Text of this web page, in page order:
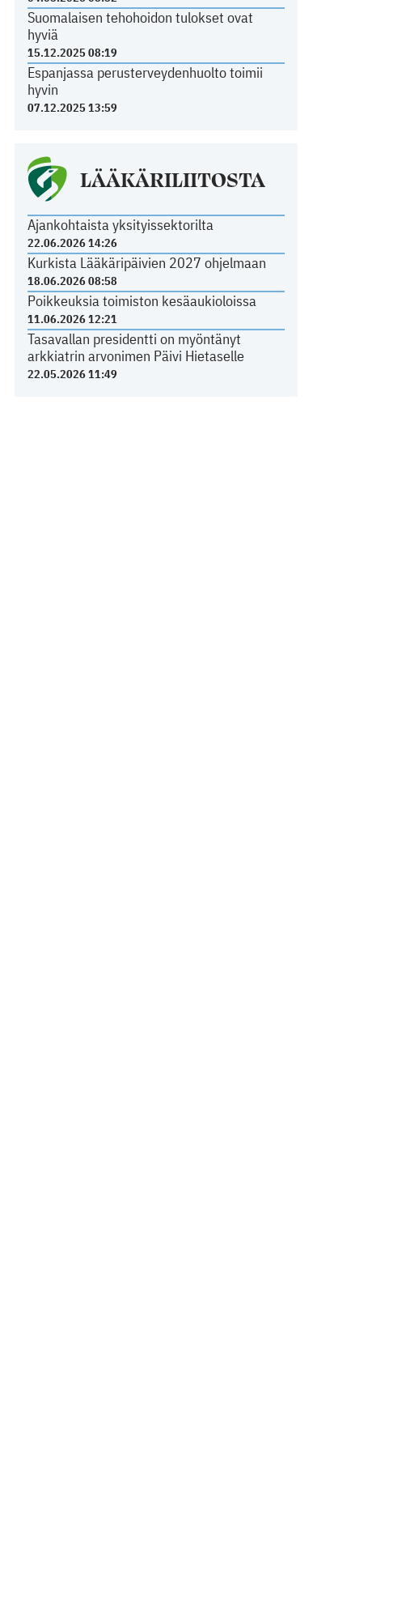
Suomalaisen tehohoidon tulokset ovat
hyviä
15.12.2025 08:19
Espanjassa perusterveydenhuolto toimii
hyvin
07.12.2025 13:59
LÄÄKÄRILIITOSTA
Ajankohtaista yksityissektorilta
22.06.2026 14:26
Kurkista Lääkäripäivien 2027 ohjelmaan
18.06.2026 08:58
Poikkeuksia toimiston kesäaukioloissa
11.06.2026 12:21
Tasavallan presidentti on myöntänyt
arkkiatrin arvonimen Päivi Hietaselle
22.05.2026 11:49